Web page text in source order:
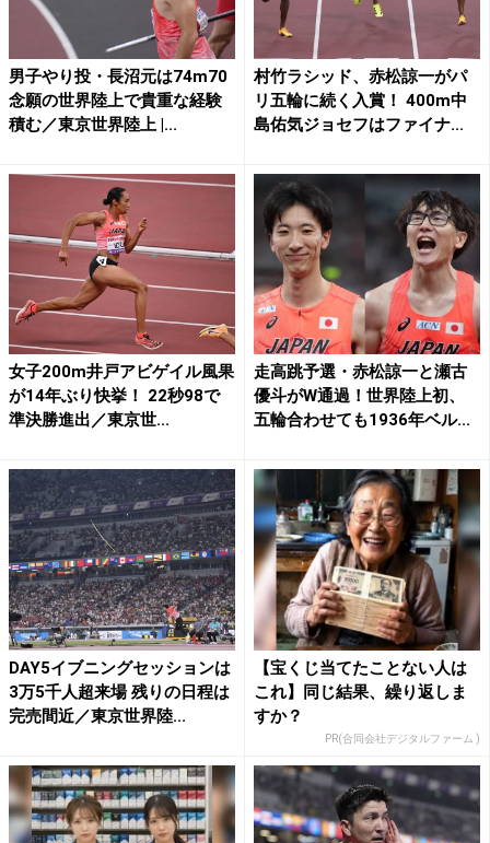
男子やり投・長沼元は74m70
念願の世界陸上で貴重な経験
積む／東京世界陸上 |...
村竹ラシッド、赤松諒一がパ
リ五輪に続く入賞！ 400m中
島佑気ジョセフはファイナ...
女子200m井戸アビゲイル風果
が14年ぶり快挙！ 22秒98で
準決勝進出／東京世...
走高跳予選・赤松諒一と瀬古
優斗がW通過！世界陸上初、
五輪合わせても1936年ベル...
DAY5イブニングセッションは
3万5千人超来場 残りの日程は
完売間近／東京世界陸...
【宝くじ当てたことない人は
これ】同じ結果、繰り返しま
すか？
PR(合同会社デジタルファーム )